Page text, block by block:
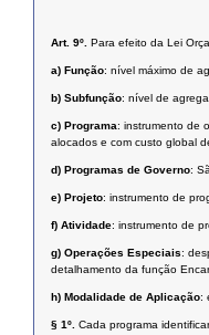
Art. 9º. Para efeito da Lei
a) Função: nível máximo de
b) Subfunção: nível de
c) Programa: instrumento de
alocados e com custo global
d) Programas de Governo:
e) Projeto: instrumento de
f) Atividade: instrumento de
g) Operações Especiais:
detalhamento da função
h) Modalidade de Aplicação:
§ 1º. Cada programa